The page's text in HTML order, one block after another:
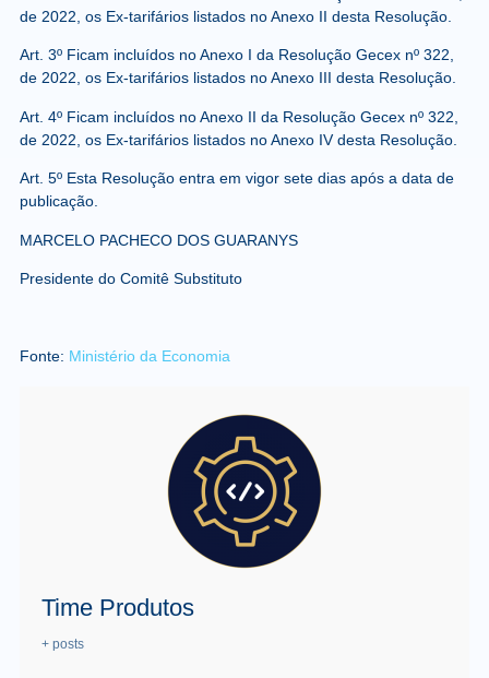
de 2022, os Ex-tarifários listados no Anexo II desta Resolução.
Art. 3º Ficam incluídos no Anexo I da Resolução Gecex nº 322,
de 2022, os Ex-tarifários listados no Anexo III desta Resolução.
Art. 4º Ficam incluídos no Anexo II da Resolução Gecex nº 322,
de 2022, os Ex-tarifários listados no Anexo IV desta Resolução.
Art. 5º Esta Resolução entra em vigor sete dias após a data de
publicação.
MARCELO PACHECO DOS GUARANYS
Presidente do Comitê Substituto
Fonte: Ministério da Economia
Time Produtos
+ posts